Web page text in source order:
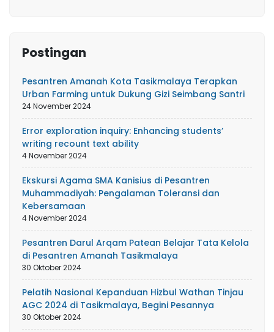
Postingan
Pesantren Amanah Kota Tasikmalaya Terapkan
Urban Farming untuk Dukung Gizi Seimbang Santri
24 November 2024
Error exploration inquiry: Enhancing students’
writing recount text ability
4 November 2024
Ekskursi Agama SMA Kanisius di Pesantren
Muhammadiyah: Pengalaman Toleransi dan
Kebersamaan
4 November 2024
Pesantren Darul Arqam Patean Belajar Tata Kelola
di Pesantren Amanah Tasikmalaya
30 Oktober 2024
Pelatih Nasional Kepanduan Hizbul Wathan Tinjau
AGC 2024 di Tasikmalaya, Begini Pesannya
30 Oktober 2024